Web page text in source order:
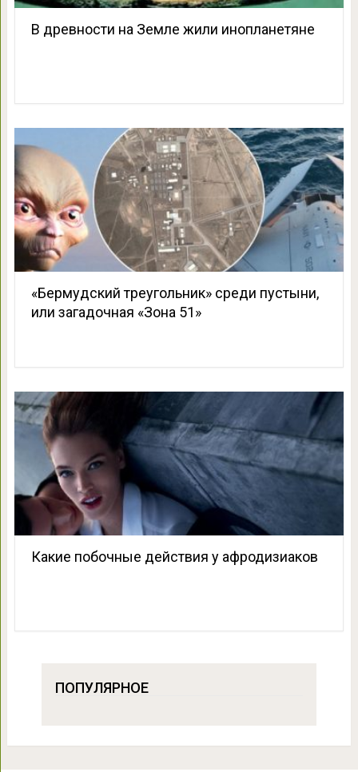
В древности на Земле жили инопланетяне
«Бермудский треугольник» среди пустыни,
или загадочная «Зона 51»
Какие побочные действия у афродизиаков
ПОПУЛЯРНОЕ